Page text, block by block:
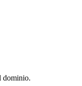
dominio.